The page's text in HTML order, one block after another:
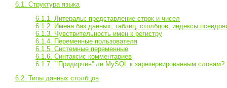
6.1. Структура языка
6.1.1. Литералы: представление строк и чисел
6.1.2. Имена баз данных, таблиц, столбцов, индексы
6.1.3. Чувствительность имен к регистру
6.1.4. Переменные пользователя
6.1.5. Системные переменные
6.1.6. Синтаксис комментариев
6.1.7. ``Придирчив'' ли MySQL к зарезервированным словам?
6.2. Типы данных столбцов